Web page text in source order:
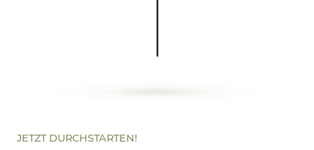
JETZT DURCHSTARTEN!